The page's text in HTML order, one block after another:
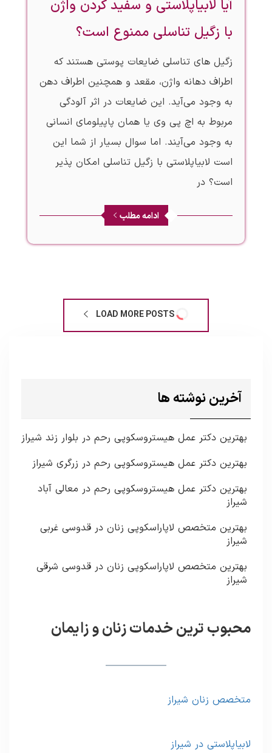
آیا لابیاپلاستی و سفید کردن واژن
با زگیل تناسلی ممنوع است؟
زگیل های تناسلی ضایعات پوستی هستند که
اطراف دهانه واژن، مقعد و همچنین اطراف دهن
به وجود می‌‎آید. این ضایعات در اثر آلودگی
مربوط به اچ پی وی یا همان پاپیلومای انسانی
به وجود می‌آیند. اما سوال بسیار از شما این
است لابیاپلاستی با زگیل تناسلی امکان پذیر
است؟ در
ادامه مطلب
آخرین نوشته ها
بهترین دکتر عمل هیستروسکوپی رحم در بلوار زند شیراز
بهترین دکتر عمل هیستروسکوپی رحم در زرگری شیراز
بهترین دکتر عمل هیستروسکوپی رحم در معالی آباد
شیراز
بهترین متخصص لاپاراسکوپی زنان در قدوسی غربی
شیراز
بهترین متخصص لاپاراسکوپی زنان در قدوسی شرقی
شیراز
محبوب ترین خدمات زنان و زایمان
متخصص زنان شیراز
لابیاپلاستی در شیراز